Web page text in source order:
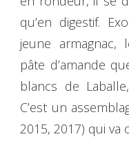
qu’en digestif.
jeune armagnac,
pâte d’amande
blancs de
C’est un
2015, 2017) qui